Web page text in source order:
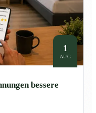
1
AUG
bessere